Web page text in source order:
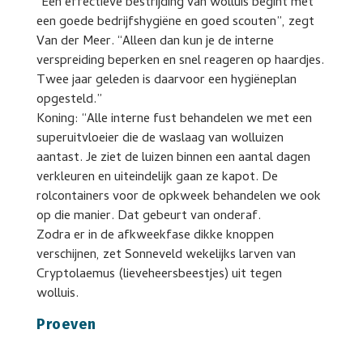
een goede bedrijfshygiëne en goed scouten”, zegt
Van der Meer. “Alleen dan kun je de interne
verspreiding beperken en snel reageren op haardjes.
Twee jaar geleden is daarvoor een hygiëneplan
opgesteld.”
Koning: “Alle interne fust behandelen we met een
superuitvloeier die de waslaag van wolluizen
aantast. Je ziet de luizen binnen een aantal dagen
verkleuren en uiteindelijk gaan ze kapot. De
rolcontainers voor de opkweek behandelen we ook
op die manier. Dat gebeurt van onderaf.
Zodra er in de afkweekfase dikke knoppen
verschijnen, zet Sonneveld wekelijks larven van
Cryptolaemus (lieveheersbeestjes) uit tegen
wolluis.
Proeven